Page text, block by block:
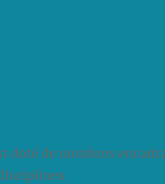
doté de nombres